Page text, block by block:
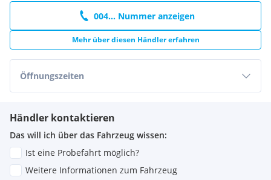
004... Nummer anzeigen
Mehr über diesen Händler erfahren
Öffnungszeiten
Händler kontaktieren
Das will ich über das Fahrzeug wissen:
Ist eine Probefahrt möglich?
Weitere Informationen zum Fahrzeug